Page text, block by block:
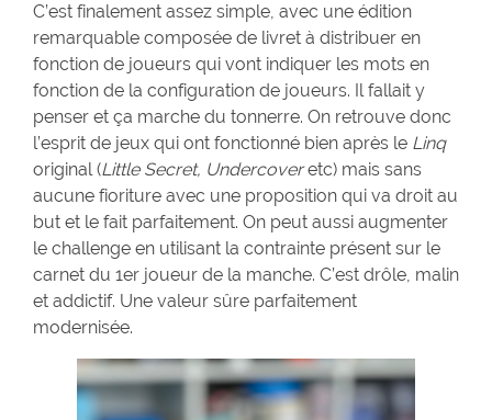
C’est finalement assez simple, avec une édition
remarquable composée de livret à distribuer en
fonction de joueurs qui vont indiquer les mots en
fonction de la configuration de joueurs. Il fallait y
penser et ça marche du tonnerre. On retrouve donc
l’esprit de jeux qui ont fonctionné bien après le Linq
original (Little Secret, Undercoveretc) mais sans
aucune fioriture avec une proposition qui va droit au
but et le fait parfaitement. On peut aussi augmenter
le challenge en utilisant la contrainte présent sur le
carnet du 1er joueur de la manche. C’est drôle, malin
et addictif. Une valeur sûre parfaitement
modernisée.